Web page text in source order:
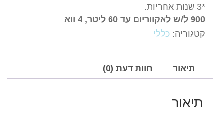
*3 שנות אחריות.
900 ל/ש לאקווריום עד 60 ליטר, 4 ווא
קטגוריה: כללי
תיאור חוות דעת (0)
תיאור